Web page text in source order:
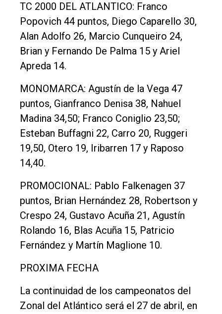
TC 2000 DEL ATLANTICO: Franco
Popovich 44 puntos, Diego Caparello 30,
Alan Adolfo 26, Marcio Cunqueiro 24,
Brian y Fernando De Palma 15 y Ariel
Apreda 14.
MONOMARCA: Agustín de la Vega 47
puntos, Gianfranco Denisa 38, Nahuel
Madina 34,50; Franco Coniglio 23,50;
Esteban Buffagni 22, Carro 20, Ruggeri
19,50, Otero 19, Iribarren 17 y Raposo
14,40.
PROMOCIONAL: Pablo Falkenagen 37
puntos, Brian Hernández 28, Robertson y
Crespo 24, Gustavo Acuña 21, Agustín
Rolando 16, Blas Acuña 15, Patricio
Fernández y Martín Maglione 10.
PROXIMA FECHA
La continuidad de los campeonatos del
Zonal del Atlántico será el 27 de abril, en